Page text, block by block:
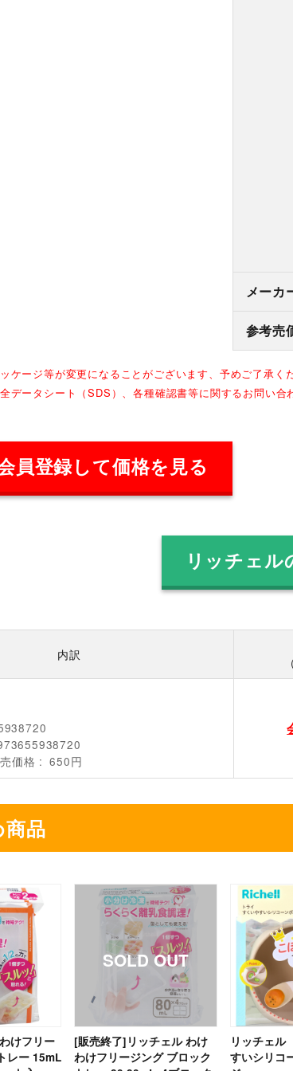
メーカ
参考売
ケージ等が変更になることがございます、予めご了承くだ
データシート（SDS）、各種確認書等に関するお問い
員登録して価格を見る
リッチェル
内訳
価格
650円
品
けフリー
レー 15mL
[販売終了]リッチェル わけ
わけフリージング ブロック
リッチェル
すいシリコ